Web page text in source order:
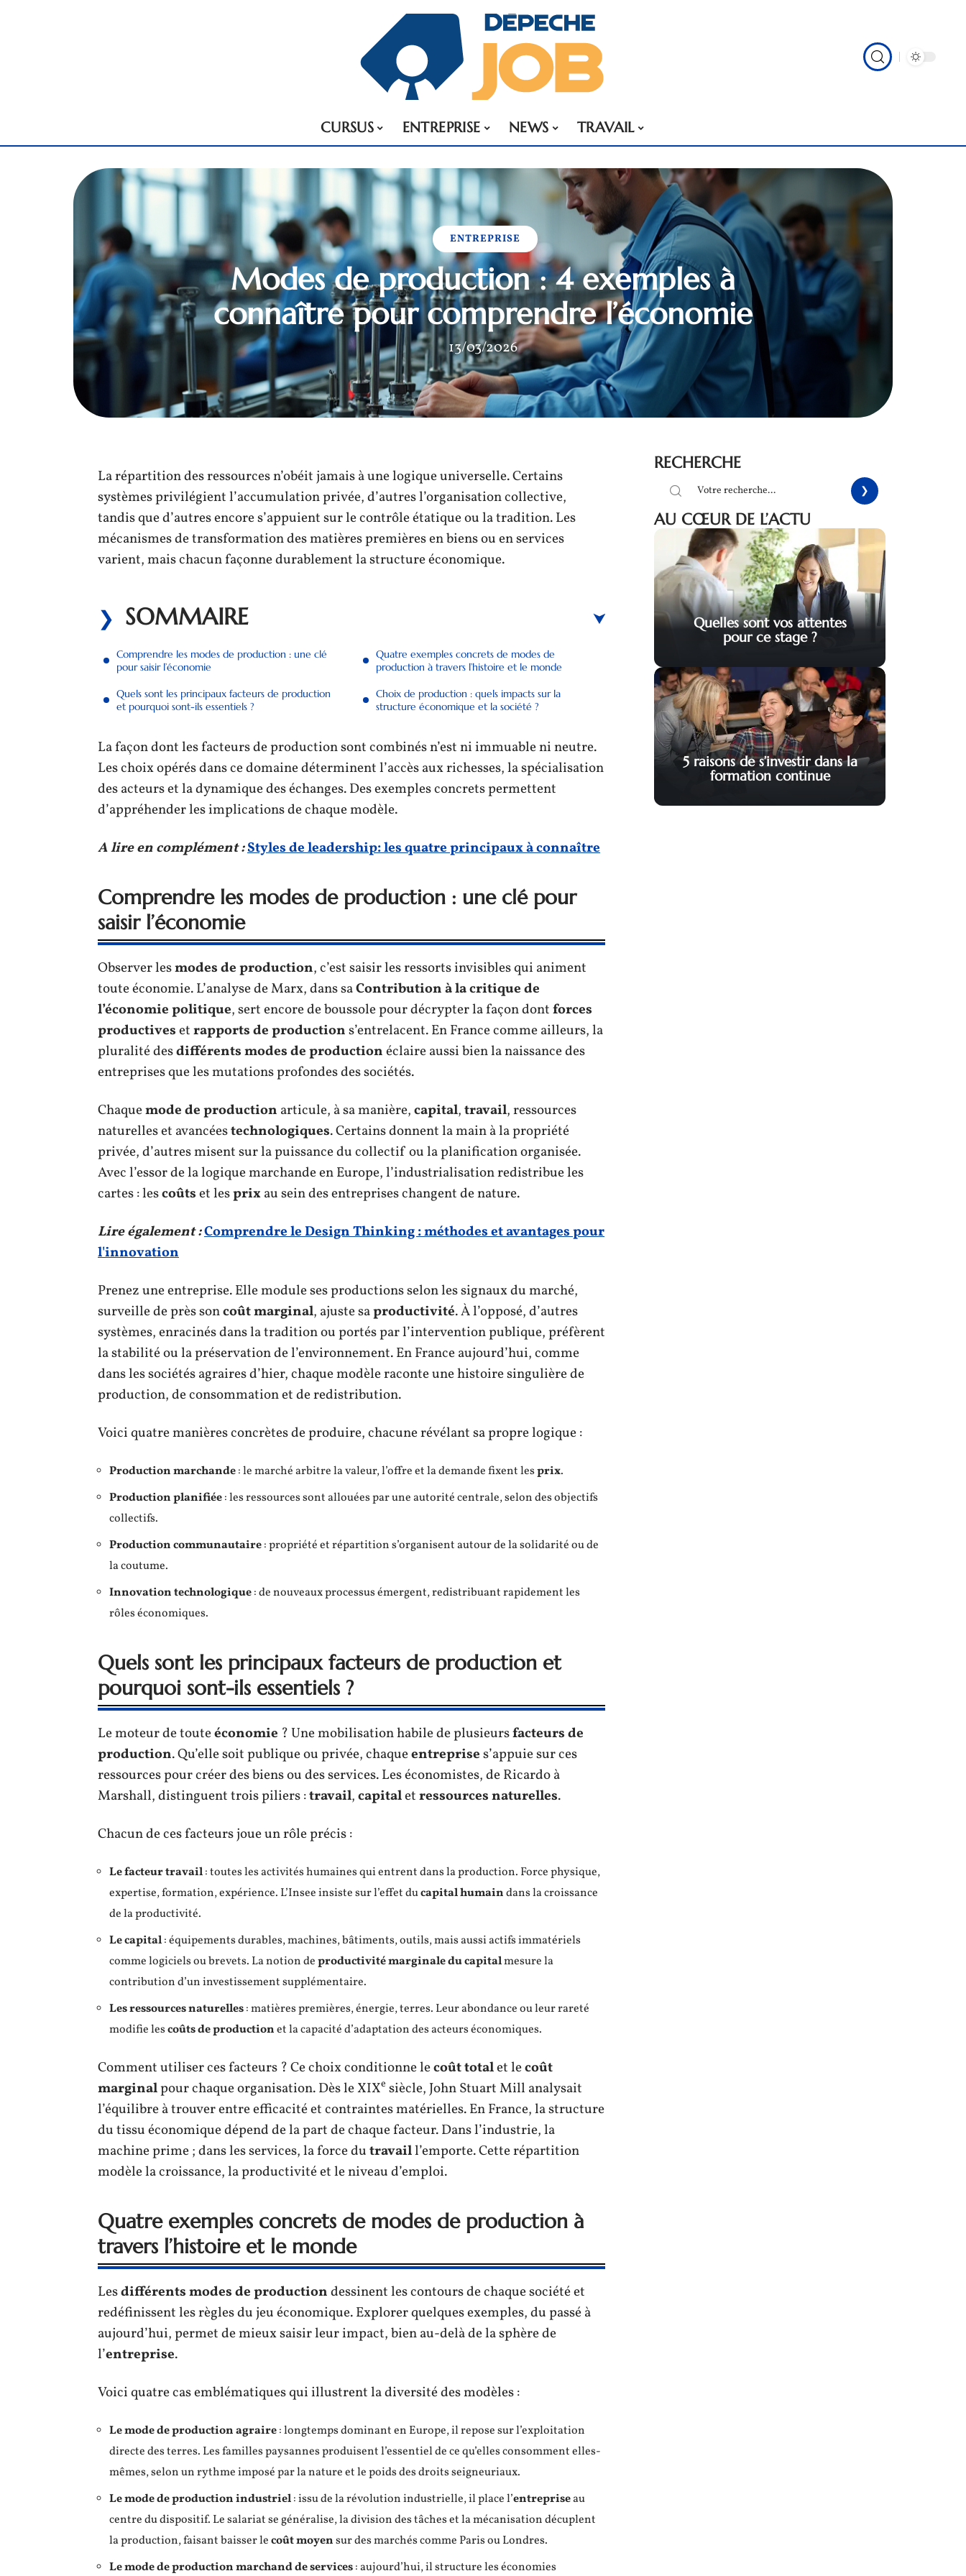
CURSUS ENTREPRISE NEWS TRAVAIL
ENTREPRISE
Modes de production : 4 exemples à
connaître pour comprendre l’économie
13/03/2026
La répartition des ressources n’obéit jamais à une logique universelle. Certains
systèmes privilégient l’accumulation privée, d’autres l’organisation collective,
tandis que d’autres encore s’appuient sur le contrôle étatique ou la tradition. Les
mécanismes de transformation des matières premières en biens ou en services
varient, mais chacun façonne durablement la structure économique.
SOMMAIRE
Comprendre les modes de production : une clé
pour saisir l’économie
Quels sont les principaux facteurs de production
et pourquoi sont-ils essentiels ?
Quatre exemples concrets de modes de
production à travers l’histoire et le monde
Choix de production : quels impacts sur la
structure économique et la société ?
La façon dont les facteurs de production sont combinés n’est ni immuable ni neutre.
Les choix opérés dans ce domaine déterminent l’accès aux richesses, la spécialisation
des acteurs et la dynamique des échanges. Des exemples concrets permettent
d’appréhender les implications de chaque modèle.
A lire en complément :Styles de leadership: les quatre principaux à connaître
Comprendre les modes de production : une clé pour
saisir l’économie
Observer lesmodes de production, c’est saisir les ressorts invisibles qui animent
toute économie. L’analyse de Marx, dans saContribution à la critique de
l’économie politique, sert encore de boussole pour décrypter la façon dontforces
productivesetrapports de productions’entrelacent. En France comme ailleurs, la
pluralité desdifférents modes de productionéclaire aussi bien la naissance des
entreprises que les mutations profondes des sociétés.
Chaquemode de production articule, à sa manière,capital,travail, ressources
naturelles et avancéestechnologiques. Certains donnent la main à la propriété
privée, d’autres misent sur la puissance du collectif ou la planification organisée.
Avec l’essor de la logique marchande en Europe, l’industrialisation redistribue les
cartes : lescoûtset lesprixau sein des entreprises changent de nature.
Lire également :Comprendre le Design Thinking : méthodes et avantages pour
l'innovation
Prenez une entreprise. Elle module ses productions selon les signaux du marché,
surveille de près soncoût marginal, ajuste saproductivité. À l’opposé, d’autres
systèmes, enracinés dans la tradition ou portés par l’intervention publique, préfèrent
la stabilité ou la préservation de l’environnement. En France aujourd’hui, comme
dans les sociétés agraires d’hier, chaque modèle raconte une histoire singulière de
production, de consommation et de redistribution.
Voici quatre manières concrètes de produire, chacune révélant sa propre logique :
Production marchande: le marché arbitre la valeur, l’offre et la demande fixent lesprix.
Production planifiée: les ressources sont allouées par une autorité centrale, selon des objectifs
collectifs.
Production communautaire: propriété et répartition s’organisent autour de la solidarité ou de
la coutume.
Innovation technologique: de nouveaux processus émergent, redistribuant rapidement les
rôles économiques.
Quels sont les principaux facteurs de production et
pourquoi sont-ils essentiels ?
Le moteur de touteéconomie ? Une mobilisation habile de plusieursfacteurs de
production. Qu’elle soit publique ou privée, chaqueentreprises’appuie sur ces
ressources pour créer des biens ou des services. Les économistes, de Ricardo à
Marshall, distinguent trois piliers :travail,capitaletressources naturelles.
Chacun de ces facteurs joue un rôle précis :
Le facteur travail: toutes les activités humaines qui entrent dans la production. Force physique,
expertise, formation, expérience. L’Insee insiste sur l’effet ducapital humaindans la croissance
de la productivité.
Le capital: équipements durables, machines, bâtiments, outils, mais aussi actifs immatériels
comme logiciels ou brevets. La notion deproductivité marginale du capitalmesure la
contribution d’un investissement supplémentaire.
Les ressources naturelles: matières premières, énergie, terres. Leur abondance ou leur rareté
modifie lescoûts de productionet la capacité d’adaptation des acteurs économiques.
Comment utiliser ces facteurs ? Ce choix conditionne lecoût totalet lecoût
marginalpour chaque organisation. Dès le XIXe siècle, John Stuart Mill analysait
l’équilibre à trouver entre efficacité et contraintes matérielles. En France, la structure
du tissu économique dépend de la part de chaque facteur. Dans l’industrie, la
machine prime ; dans les services, la force dutravaill’emporte. Cette répartition
modèle la croissance, la productivité et le niveau d’emploi.
Quatre exemples concrets de modes de production à
travers l’histoire et le monde
Lesdifférents modes de productiondessinent les contours de chaque société et
redéfinissent les règles du jeu économique. Explorer quelques exemples, du passé à
aujourd’hui, permet de mieux saisir leur impact, bien au-delà de la sphère de
l’entreprise.
Voici quatre cas emblématiques qui illustrent la diversité des modèles :
Le mode de production agraire: longtemps dominant en Europe, il repose sur l’exploitation
directe des terres. Les familles paysannes produisent l’essentiel de ce qu’elles consomment elles-
mêmes, selon un rythme imposé par la nature et le poids des droits seigneuriaux.
Le mode de production industriel: issu de la révolution industrielle, il place l’entrepriseau
centre du dispositif. Le salariat se généralise, la division des tâches et la mécanisation décuplent
la production, faisant baisser lecoût moyensur des marchés comme Paris ou Londres.
Le mode de production marchand de services: aujourd’hui, il structure les économies
RECHERCHE
AU CŒUR DE L’ACTU
Quelles sont vos attentes
pour ce stage ?
5 raisons de s’investir dans la
formation continue